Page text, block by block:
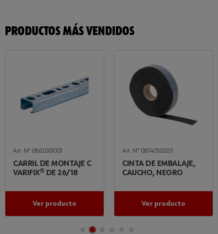
PRODUCTOS MÁS VENDIDOS
Art. Nº 0862001001
CARRIL DE MONTAJE C
VARIFIX® DE 26/18
Ver producto
Art. Nº 0874050020
CINTA DE EMBALAJE,
CAUCHO, NEGRO
Ver producto